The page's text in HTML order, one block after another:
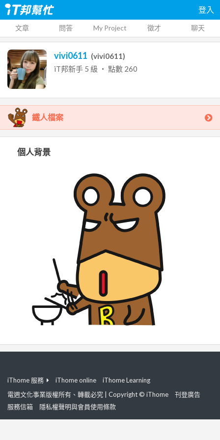
登入
文章 問答 My Project 徵才 聊天
vivi0611 (vivi0611)
iT邦新手 5 級 ‧ 點數 260
鐵人檔案
個人背景
iThome 服務 iThome online
iThome Learning
電週文化事業版權所有、轉載必究 | Copyright © iThome
刊登廣告
服務信箱
隱私權聲明與會員使用條款